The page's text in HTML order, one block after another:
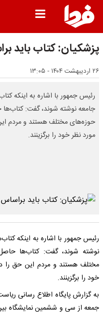
پزشکیان: کتاب باید
۲۶ اردیبهشت ۱۴۰۴ - ۱۳:۰۵
رئیس جمهور با اشاره به اینکه
جامعه نوشته شوند، گفت:
حوزه‌های مختلف‌ هستند و مردم
مورد نظر خود را برگزینند.
رئیس جمهور با اشاره به اینکه
نوشته شوند، گفت: کتاب‌ها
مختلف‌ هستند و مردم این حق را
خود را برگزینند.
به گزارش پایگاه اطلاع رسانی
جمعه از سی و ششمین نمایشگاه